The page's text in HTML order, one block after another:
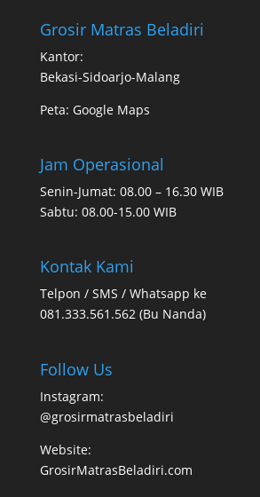
Grosir Matras Beladiri
Kantor:
Bekasi-Sidoarjo-Malang
Peta: Google Maps
Jam Operasional
Senin-Jumat: 08.00 – 16.30 WIB
Sabtu: 08.00-15.00 WIB
Kontak Kami
Telpon / SMS / Whatsapp ke
081.333.561.562 (Bu Nanda)
Follow Us
Instagram:
@grosirmatrasbeladiri
Website:
GrosirMatrasBeladiri.com